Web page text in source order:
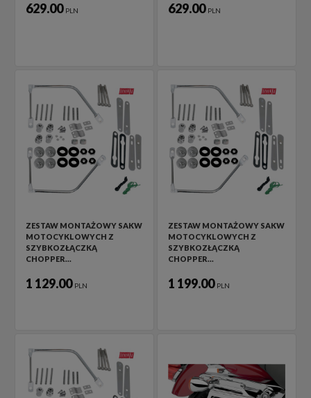
629.00 PLN 629.00 PLN
ZESTAW MONTAŻOWY SAKW
MOTOCYKLOWYCH Z
SZYBKOZŁĄCZKĄ
CHOPPER…
1 129.00 PLN
ZESTAW MONTAŻOWY SAKW
MOTOCYKLOWYCH Z
SZYBKOZŁĄCZKĄ
CHOPPER…
1 199.00 PLN